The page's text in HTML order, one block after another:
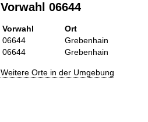
Vorwahl 06644
Vorwahl
Ort
06644
Grebenhain
06644
Grebenhain
Weitere Orte in der Umgebung